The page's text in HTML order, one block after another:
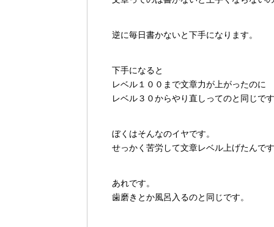
逆に毎日書かないと下手になります。
下手になると
レベル１００まで文章力が上がったのに
レベル３０からやり直しってのと同じです
ぼくはそんなのイヤです。
せっかく苦労して文章レベル上げたんです
あれです。
歯磨きとか風呂入るのと同じです。